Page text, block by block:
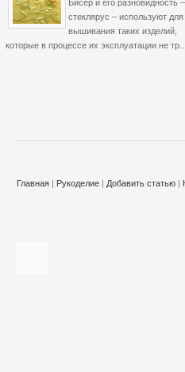
Бисер и его разновидность –
стеклярус – используют для
вышивания таких изделий,
которые в процессе их эксплуатации не тр...
Главная | Рукоделие | Добавить статью |